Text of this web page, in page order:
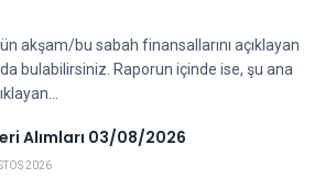
akşam/bu sabah finansallarını açıklayan
bulabilirsiniz. Raporun içinde ise, şu ana
Alımları 03/08/2026
2026